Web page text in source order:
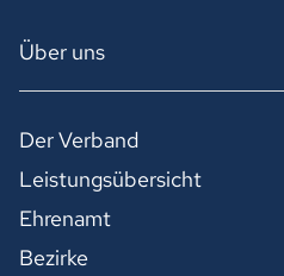
Über uns
Der Verband
Leistungsübersicht
Ehrenamt
Bezirke